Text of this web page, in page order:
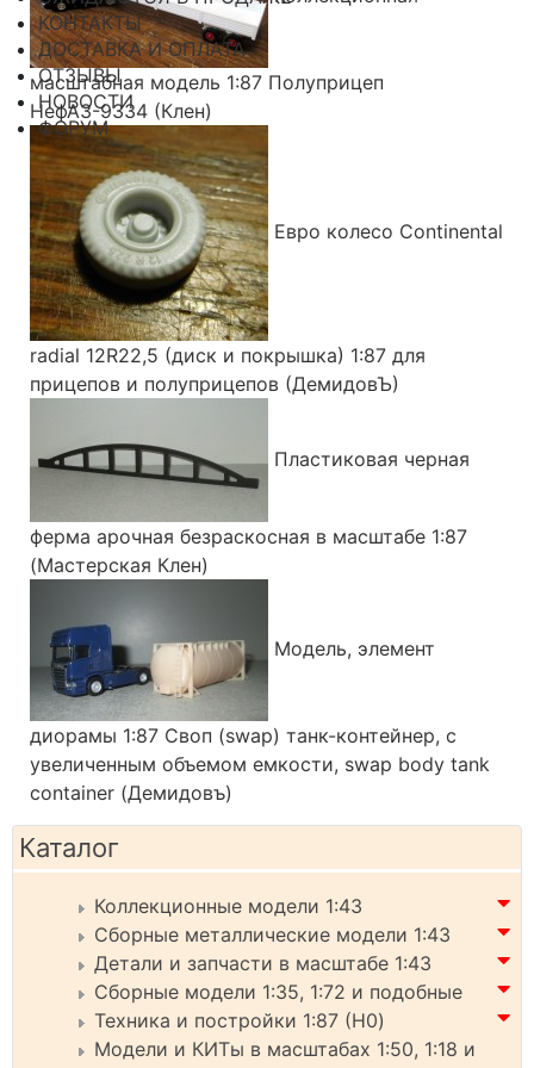
КОНТАКТЫ
ДОСТАВКА И ОПЛАТА
ОТЗЫВЫ
НОВОСТИ
ФОРУМ
масштабная модель 1:87 Полуприцеп
НефАЗ-9334 (Клен)
Евро колесо Continental
radial 12R22,5 (диск и покрышка) 1:87 для
прицепов и полуприцепов (ДемидовЪ)
Пластиковая черная
ферма арочная безраскосная в масштабе 1:87
(Мастерская Клен)
Модель, элемент
диорамы 1:87 Своп (swap) танк-контейнер, с
увеличенным объемом емкости, swap body tank
container (Демидовъ)
Каталог
Коллекционные модели 1:43
Сборные металлические модели 1:43
Детали и запчасти в масштабе 1:43
Сборные модели 1:35, 1:72 и подобные
Техника и постройки 1:87 (H0)
Модели и КИТы в масштабах 1:50, 1:18 и